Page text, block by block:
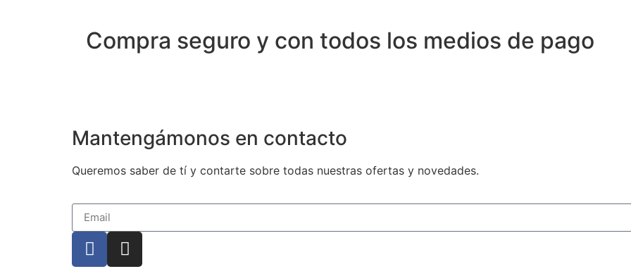
Compra seguro y con todos los medios de pago
Mantengámonos en contacto
Queremos saber de tí y contarte sobre todas nuestras ofertas y novedades.